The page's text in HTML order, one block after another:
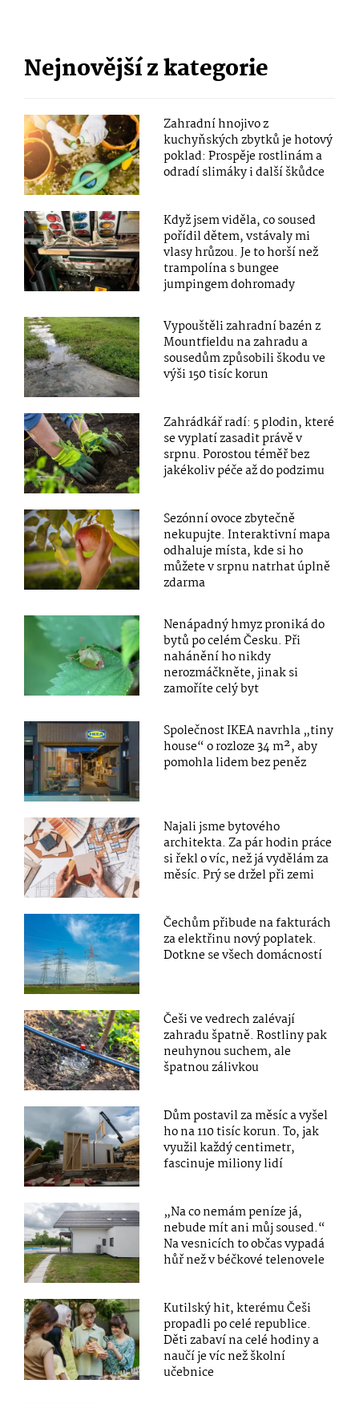
Nejnovější z kategorie
Zahradní hnojivo z
kuchyňských zbytků je hotový
poklad: Prospěje rostlinám a
odradí slimáky i další škůdce
Když jsem viděla, co soused
pořídil dětem, vstávaly mi
vlasy hrůzou. Je to horší než
trampolína s bungee
jumpingem dohromady
Vypouštěli zahradní bazén z
Mountfieldu na zahradu a
sousedům způsobili škodu ve
výši 150 tisíc korun
Zahrádkář radí: 5 plodin, které
se vyplatí zasadit právě v
srpnu. Porostou téměř bez
jakékoliv péče až do podzimu
Sezónní ovoce zbytečně
nekupujte. Interaktivní mapa
odhaluje místa, kde si ho
můžete v srpnu natrhat úplně
zdarma
Nenápadný hmyz proniká do
bytů po celém Česku. Při
nahánění ho nikdy
nerozmáčkněte, jinak si
zamoříte celý byt
Společnost IKEA navrhla „tiny
house“ o rozloze 34 m², aby
pomohla lidem bez peněz
Najali jsme bytového
architekta. Za pár hodin práce
si řekl o víc, než já vydělám za
měsíc. Prý se držel při zemi
Čechům přibude na fakturách
za elektřinu nový poplatek.
Dotkne se všech domácností
Češi ve vedrech zalévají
zahradu špatně. Rostliny pak
neuhynou suchem, ale
špatnou zálivkou
Dům postavil za měsíc a vyšel
ho na 110 tisíc korun. To, jak
využil každý centimetr,
fascinuje miliony lidí
„Na co nemám peníze já,
nebude mít ani můj soused.“
Na vesnicích to občas vypadá
hůř než v béčkové telenovele
Kutilský hit, kterému Češi
propadli po celé republice.
Děti zabaví na celé hodiny a
naučí je víc než školní
učebnice